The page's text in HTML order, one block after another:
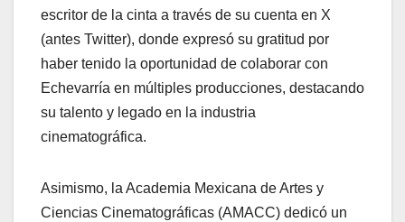
escritor de la cinta a través de su cuenta en X
(antes Twitter), donde expresó su gratitud por
haber tenido la oportunidad de colaborar con
Echevarría en múltiples producciones, destacando
su talento y legado en la industria
cinematográfica.
Asimismo, la Academia Mexicana de Artes y
Ciencias Cinematográficas (AMACC) dedicó un